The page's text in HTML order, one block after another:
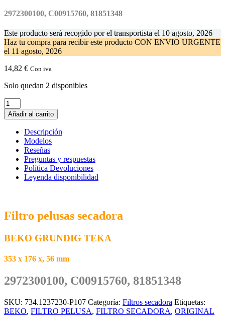
2972300100, C00915760, 81851348
Este producto será recogido por el transportista el 10 agosto, 2026
Haz tu compra para recibir este producto CON ENVIO URGENTE
el 11 agosto, 2026
14,82 € Con iva
Solo quedan 2 disponibles
Filtro
Pelusas
Secadora
BEKO
2972300100
cantidad
Añadir al carrito
Descripción
Modelos
Reseñas
Preguntas y respuestas
Política Devoluciones
Leyenda disponibilidad
Filtro pelusas secadora
BEKO GRUNDIG TEKA
353 x 176 x, 56 mm
2972300100, C00915760, 81851348
SKU: 734.1237230-P107 Categoría: Filtros secadora Etiquetas:
BEKO, FILTRO PELUSA, FILTRO SECADORA, ORIGINAL